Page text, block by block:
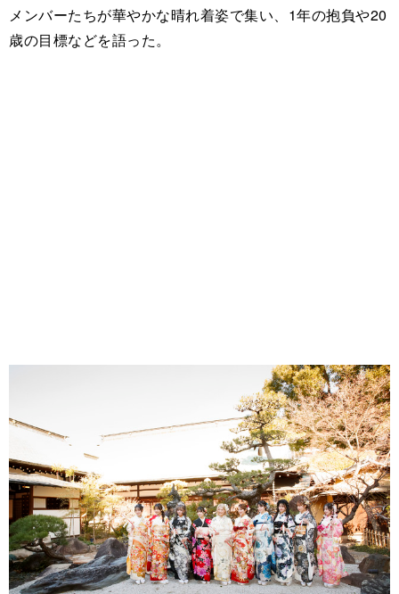
メンバーたちが華やかな晴れ着姿で集い、1年の抱負や20
歳の目標などを語った。